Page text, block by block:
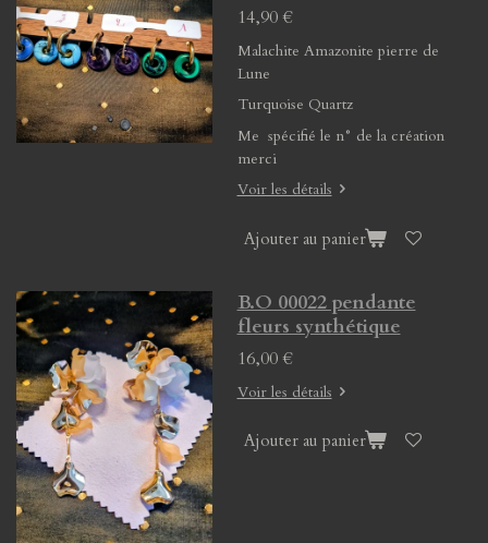
14,90 €
Malachite Amazonite pierre de
Lune
Turquoise Quartz
Me spécifié le n° de la création
merci
Voir les détails
Ajouter au panier
B.O 00022 pendante
fleurs synthétique
16,00 €
Voir les détails
Ajouter au panier